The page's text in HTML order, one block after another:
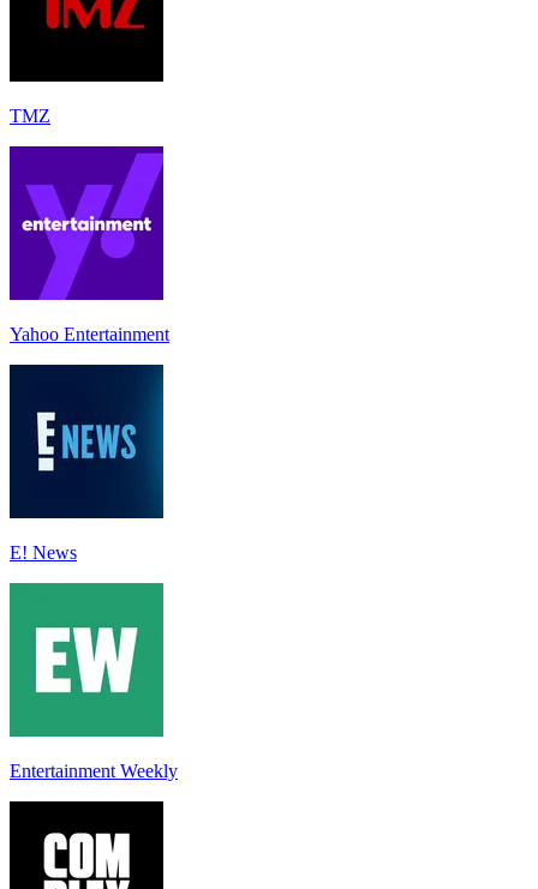
TMZ
Yahoo Entertainment
E! News
Entertainment Weekly